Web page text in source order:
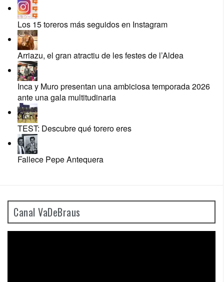
Los 15 toreros más seguidos en Instagram
Arriazu, el gran atractiu de les festes de l’Aldea
Inca y Muro presentan una ambiciosa temporada 2026
ante una gala multitudinaria
TEST: Descubre qué torero eres
Fallece Pepe Antequera
Canal VaDeBraus